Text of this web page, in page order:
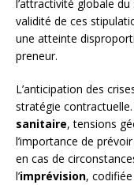
l’attractivité globale du
validité de ces
une atteinte
preneur.
L’anticipation des
stratégie
sanitaire, tensions
l’importance de
en cas de
l’imprévision, codifiée